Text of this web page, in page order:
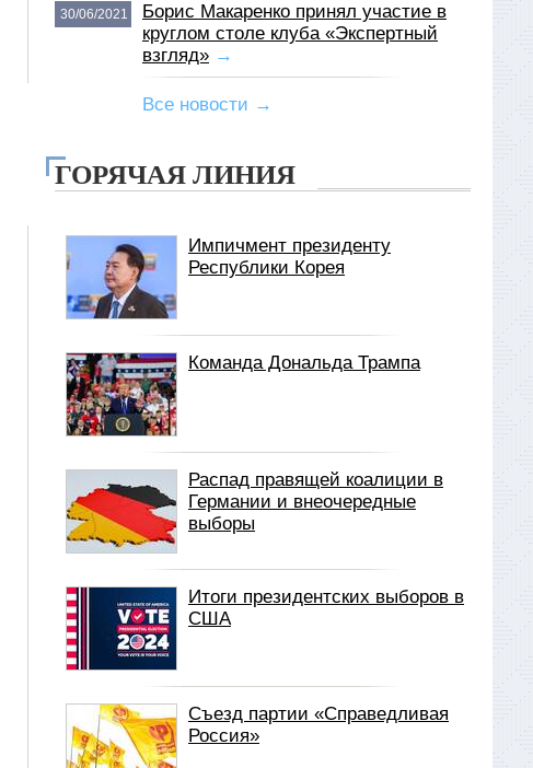
30/06/2021
Борис Макаренко принял участие в
круглом столе клуба «Экспертный
взгляд» →
Все новости →
ГОРЯЧАЯ ЛИНИЯ
Импичмент президенту
Республики Корея
Команда Дональда Трампа
Распад правящей коалиции в
Германии и внеочередные
выборы
Итоги президентских выборов в
США
Съезд партии «Справедливая
Россия»